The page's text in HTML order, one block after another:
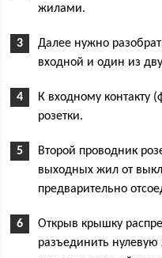
жилами.
Далее нужно
входной и один из
К входному контакту
розетки.
Второй проводник
выходных жил от
предварительно
Открыв крышку
разъединить